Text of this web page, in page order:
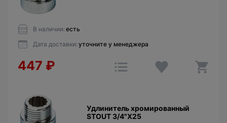
В наличии: есть
Дата доставки: уточните у менеджера
447 ₽
Удлинитель хромированный
STOUT 3/4"X25